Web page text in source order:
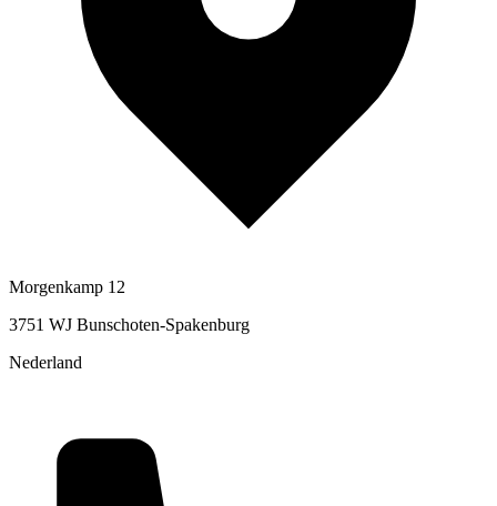
Morgenkamp 12
3751 WJ Bunschoten-Spakenburg
Nederland